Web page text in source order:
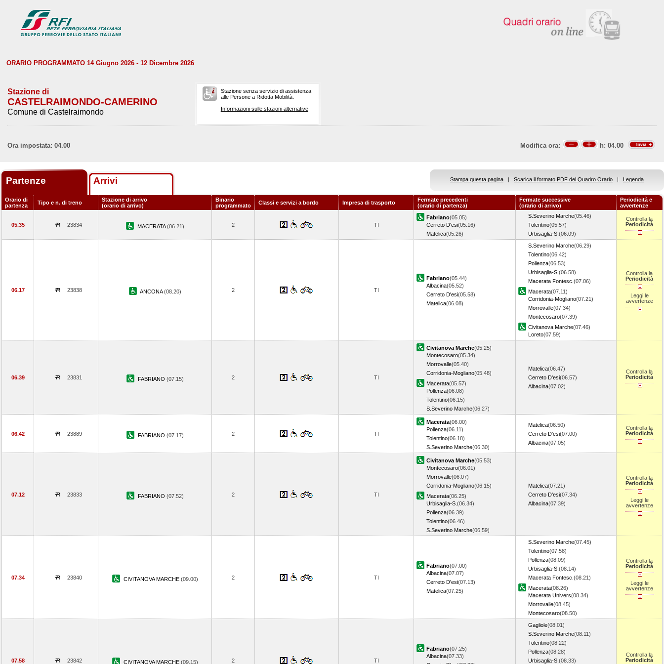
ORARIO PROGRAMMATO 14 Giugno 2026 - 12 Dicembre 2026
Stazione di
CASTELRAIMONDO-CAMERINO
Comune di Castelraimondo
Stazione senza servizio di assistenza
alle Persone a Ridotta Mobilità.
Informazioni sulle stazioni alternative
Ora impostata: 04.00 Modifica ora: h: 04.00
Partenze Arrivi Stampa questa pagina | Scarica il formato PDF del Quadro Orario | Legenda
Orario di
partenza
Tipo e n. di treno
Stazione di arrivo
(orario di arrivo)
Binario
programmato
Classi e servizi a bordo Impresa di trasporto
Fermate precedenti
(orario di partenza)
Fermate successive
(orario di arrivo)
Periodicità e
avvertenze
05.35 23834 MACERATA(06.21) 2 TI
Fabriano(05.05)
Cerreto D'esi(05.16)
Matelica(05.26)
S.Severino Marche(05.46)
Tolentino(05.57)
Urbisaglia-S. (06.09)
Controlla la
Periodicità
06.17 23838 ANCONA(08.20) 2 TI
Fabriano(05.44)
Albacina(05.52)
Cerreto D'esi(05.58)
Matelica(06.08)
S.Severino Marche(06.29)
Tolentino(06.42)
Pollenza(06.53)
Urbisaglia-S. (06.58)
Macerata Fontesc. (07.06)
Macerata(07.11)
Corridonia-Mogliano(07.21)
Morrovalle(07.34)
Montecosaro(07.39)
Civitanova Marche(07.46)
Loreto(07.59)
Controlla la
Periodicità
Leggi le
avvertenze
06.39 23831 FABRIANO (07.15) 2 TI
Civitanova Marche(05.25)
Montecosaro(05.34)
Morrovalle(05.40)
Corridonia-Mogliano(05.48)
Macerata(05.57)
Pollenza(06.08)
Tolentino(06.15)
S.Severino Marche(06.27)
Matelica(06.47)
Cerreto D'esi(06.57)
Albacina(07.02)
Controlla la
Periodicità
06.42 23889 FABRIANO (07.17) 2 TI
Macerata(06.00)
Pollenza(06.11)
Tolentino(06.18)
S.Severino Marche(06.30)
Matelica(06.50)
Cerreto D'esi(07.00)
Albacina(07.05)
Controlla la
Periodicità
07.12 23833 FABRIANO (07.52) 2 TI
Civitanova Marche(05.53)
Montecosaro(06.01)
Morrovalle(06.07)
Corridonia-Mogliano(06.15)
Macerata(06.25)
Urbisaglia-S. (06.34)
Pollenza(06.39)
Tolentino(06.46)
S.Severino Marche(06.59)
Matelica(07.21)
Cerreto D'esi(07.34)
Albacina(07.39)
Controlla la
Periodicità
Leggi le
avvertenze
07.34 23840 CIVITANOVA MARCHE (09.00) 2 TI
Fabriano(07.00)
Albacina(07.07)
Cerreto D'esi(07.13)
Matelica(07.25)
S.Severino Marche(07.45)
Tolentino(07.58)
Pollenza(08.09)
Urbisaglia-S. (08.14)
Macerata Fontesc. (08.21)
Macerata(08.26)
Macerata Univers(08.34)
Morrovalle(08.45)
Montecosaro(08.50)
Controlla la
Periodicità
Leggi le
avvertenze
07.58 23842 CIVITANOVA MARCHE (09.15) 2 TI
Fabriano(07.25)
Albacina(07.33)
Gagliole(08.01)
S.Severino Marche(08.11)
Tolentino(08.22)
Pollenza(08.28)
Urbisaglia-S. (08.33)
Controlla la
Periodicità